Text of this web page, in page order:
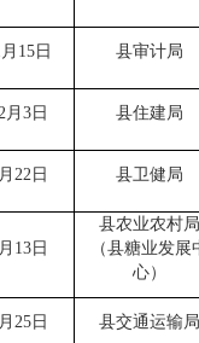
月 15 日 县审计局
月 3日 县住建局
月 22日 县卫健局
13日
县农业农村局
（县糖业发展
心）
25日 县交通运输局